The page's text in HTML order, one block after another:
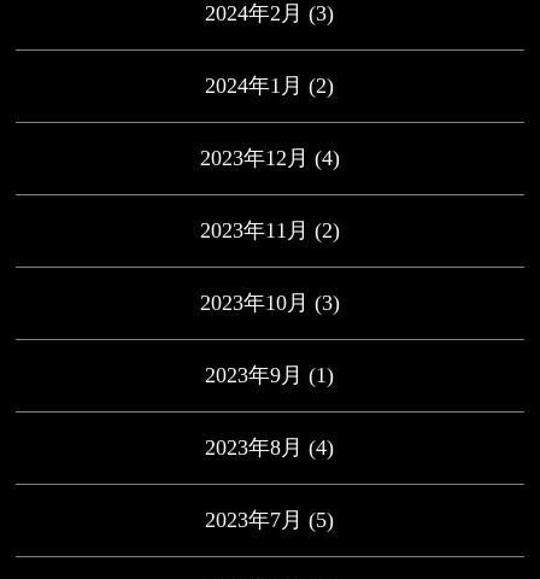
2024年2月 (3)
2024年1月 (2)
2023年12月 (4)
2023年11月 (2)
2023年10月 (3)
2023年9月 (1)
2023年8月 (4)
2023年7月 (5)